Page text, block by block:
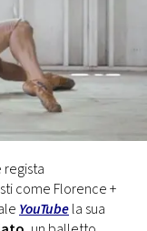
come Florence +
YouTubela sua